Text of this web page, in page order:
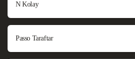
N Kolay
Passo Taraftar